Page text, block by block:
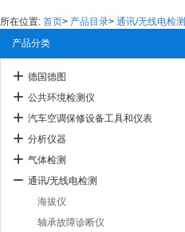
所在位置: 首页> 产品目录> 通讯/无线电检测
产品分类
德国德图
公共环境检测仪
汽车空调保修设备工具和仪表
分析仪器
气体检测
通讯/无线电检测
海拔仪
轴承故障诊断仪